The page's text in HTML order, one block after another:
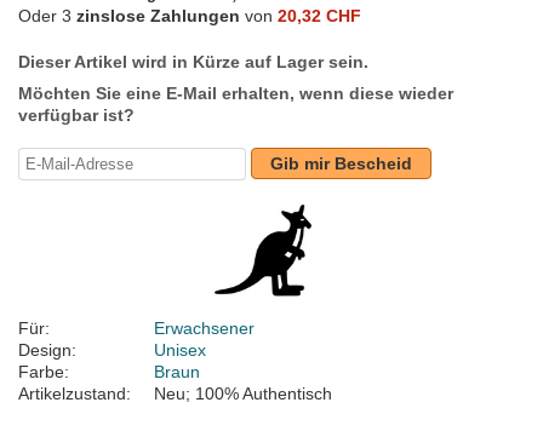
Oder 3 zinslose Zahlungen von 20,32 CHF
Dieser Artikel wird in Kürze auf Lager sein.
Möchten Sie eine E-Mail erhalten, wenn diese wieder
verfügbar ist?
Gib mir Bescheid
Für:
Erwachsener
Design:
Unisex
Farbe:
Braun
Artikelzustand:
Neu; 100% Authentisch